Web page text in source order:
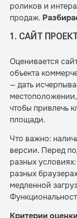
роликов и
продаж.
1. САЙТ
Оценивается
объекта
— дать
чтобы привлечь
площади.
Что важно:
версии. Перед
разных
разных
медленной
Критерии